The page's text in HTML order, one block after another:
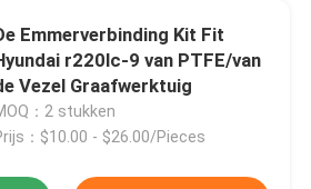
Emmerverbinding Kit Fit
r220lc-9 van PTFE/van
Vezel Graafwerktuig
：2 stukken
：$10.00 - $26.00/Pieces